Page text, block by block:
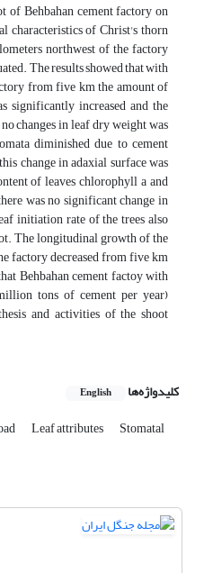
of Behbahan cement factory on
characteristics of Christ's thorn
northwest of the factory
The results showed that with
from five km the amount of
significantly increased and the
changes in leaf dry weight was
diminished due to cement
change in adaxial surface was
of leaves chlorophyll a and
was no significant change in
initiation rate of the trees also
The longitudinal growth of the
factory decreased from five km
Behbahan cement factoy with
tons of cement per year)
and activities of the shoot
کلیدواژه‌ها English
Leaf attributes Stomatal